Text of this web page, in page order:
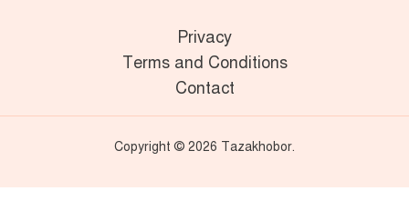
Privacy
Terms and Conditions
Contact
Copyright © 2026 Tazakhobor.